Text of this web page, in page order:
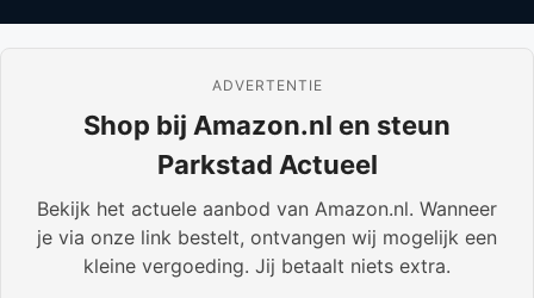
ADVERTENTIE
Shop bij Amazon.nl en steun
Parkstad Actueel
Bekijk het actuele aanbod van Amazon.nl. Wanneer
je via onze link bestelt, ontvangen wij mogelijk een
kleine vergoeding. Jij betaalt niets extra.